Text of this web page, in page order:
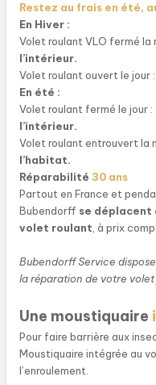
Grâce à leur conception
lames orientables
s’intègrent discrètement
Les caissons de volets
maximiser la luminosité à
De plus, le
caisson.
Un brise-soleil
Les
verrous
confèrent au volet roulant
Bubendorff une sécurité
soleil classique.
Les lames orientables di
Bubendorff offrent en plus
Sécurité et sérénité
Restez au frais en été,
En Hiver :
Volet roulant VLO fermé la
l’intérieur.
Volet roulant ouvert le jour :
En été :
Volet roulant fermé le jour :
l’intérieur.
Volet roulant entrouvert la
l’habitat.
Réparabilité 30 ans
Partout en France et
Bubendorff se déplacent
volet roulant , à prix
Bubendorff Service
la réparation de votre volet
Une moustiquaire
Pour faire barrière aux
Moustiquaire intégrée au
l’enroulement.